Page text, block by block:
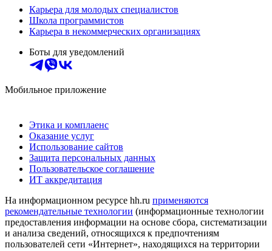
Карьера для молодых специалистов
Школа программистов
Карьера в некоммерческих организациях
Боты для уведомлений
Мобильное приложение
Этика и комплаенс
Оказание услуг
Использование сайтов
Защита персональных данных
Пользовательское соглашение
ИТ аккредитация
На информационном ресурсе hh.ru применяются
рекомендательные технологии (информационные технологии
предоставления информации на основе сбора, систематизации
и анализа сведений, относящихся к предпочтениям
пользователей сети «Интернет», находящихся на территории